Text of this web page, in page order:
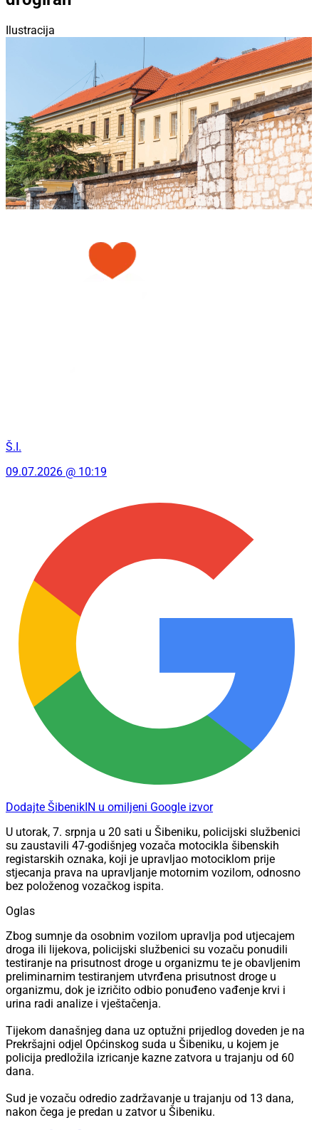
Ilustracija
Š.I.
09.07.2026 @ 10:19
Dodajte ŠibenikIN u omiljeni Google izvor
U utorak, 7. srpnja u 20 sati u Šibeniku, policijski službenici
su zaustavili 47-godišnjeg vozača motocikla šibenskih
registarskih oznaka, koji je upravljao motociklom prije
stjecanja prava na upravljanje motornim vozilom, odnosno
bez položenog vozačkog ispita.
Oglas
Zbog sumnje da osobnim vozilom upravlja pod utjecajem
droga ili lijekova, policijski službenici su vozaču ponudili
testiranje na prisutnost droge u organizmu te je obavljenim
preliminarnim testiranjem utvrđena prisutnost droge u
organizmu, dok je izričito odbio ponuđeno vađenje krvi i
urina radi analize i vještačenja.
Tijekom današnjeg dana uz optužni prijedlog doveden je na
Prekršajni odjel Općinskog suda u Šibeniku, u kojem je
policija predložila izricanje kazne zatvora u trajanju od 60
dana.
Sud je vozaču odredio zadržavanje u trajanju od 13 dana,
nakon čega je predan u zatvor u Šibeniku.